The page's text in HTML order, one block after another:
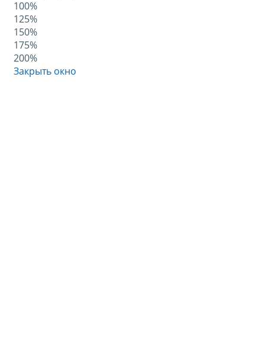
100%
125%
150%
175%
200%
Закрыть окно